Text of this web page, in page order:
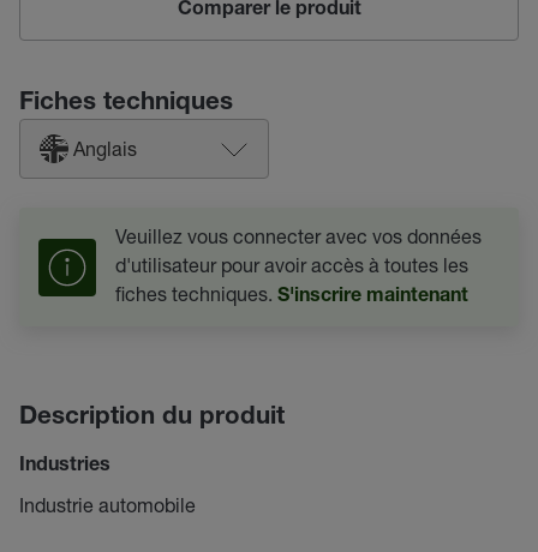
Comparer le produit
Fiches techniques
Anglais
Veuillez vous connecter avec vos données
d'utilisateur pour avoir accès à toutes les
fiches techniques. S'inscrire maintenant
Description du produit
Industries
Industrie automobile